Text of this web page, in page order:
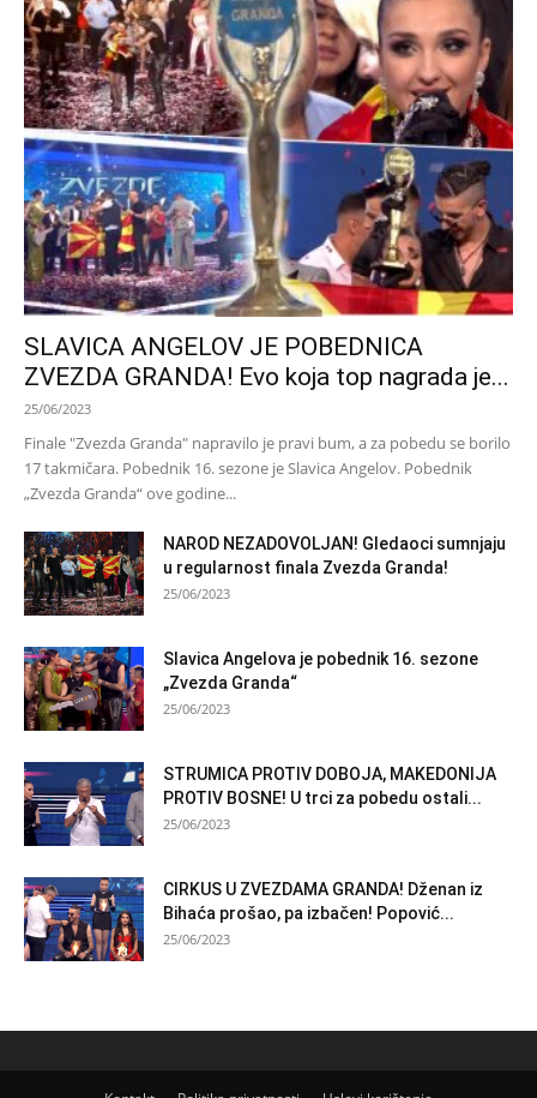
SLAVICA ANGELOV JE POBEDNICA
ZVEZDA GRANDA! Evo koja top nagrada je...
25/06/2023
Finale "Zvezda Granda" napravilo je pravi bum, a za pobedu se borilo
17 takmičara. Pobednik 16. sezone je Slavica Angelov. Pobednik
„Zvezda Granda“ ove godine...
NAROD NEZADOVOLJAN! Gledaoci sumnjaju
u regularnost finala Zvezda Granda!
25/06/2023
Slavica Angelova je pobednik 16. sezone
„Zvezda Granda“
25/06/2023
STRUMICA PROTIV DOBOJA, MAKEDONIJA
PROTIV BOSNE! U trci za pobedu ostali...
25/06/2023
CIRKUS U ZVEZDAMA GRANDA! Dženan iz
Bihaća prošao, pa izbačen! Popović...
25/06/2023